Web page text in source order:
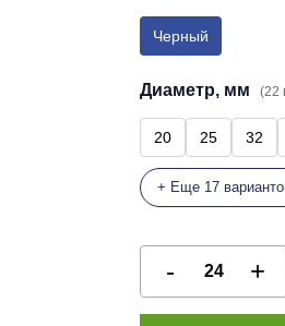
Черный
Диаметр, мм (22
20 25 32
+ Еще 17